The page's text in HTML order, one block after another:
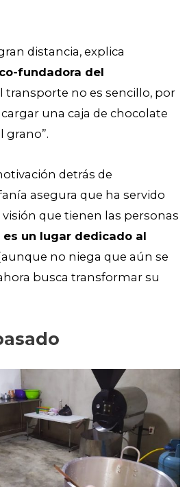
distancia, explica
fundadora del
transporte no es sencillo, por
cargar una caja de chocolate
grano”.
detrás de
asegura que ha servido
que tienen las personas
es un lugar dedicado al
no niega que aún se
busca transformar su